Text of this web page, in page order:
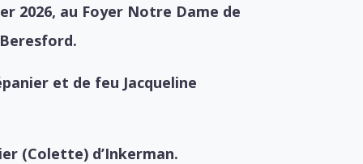
2026, au Foyer Notre Dame de
et de feu Jacqueline
(Colette) d’Inkerman.